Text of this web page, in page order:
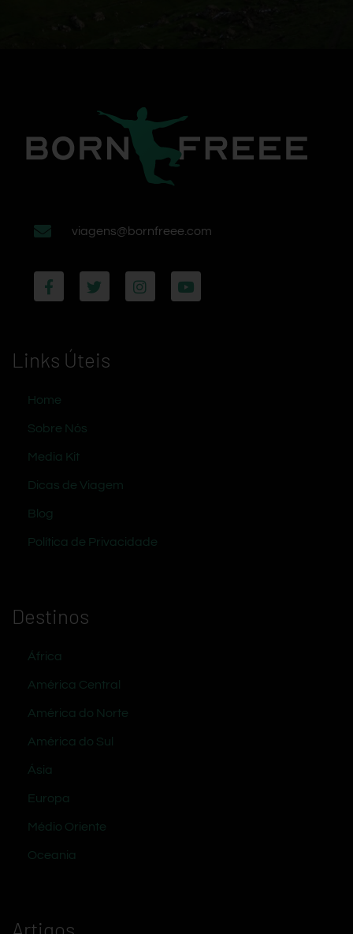
viagens@bornfreee.com
Links Úteis
Home
Sobre Nós
Media Kit
Dicas de Viagem
Blog
Política de Privacidade
Destinos
África
América Central
América do Norte
América do Sul
Ásia
Europa
Médio Oriente
Oceania
Artigos